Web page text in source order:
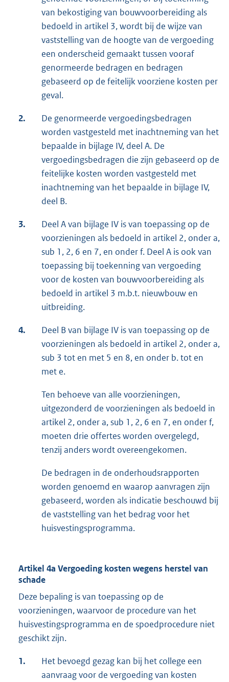
van bekostiging van bouwvoorbereiding als
bedoeld in artikel 3, wordt bij de wijze van
vaststelling van de hoogte van de vergoeding
een onderscheid gemaakt tussen vooraf
genormeerde bedragen en bedragen
gebaseerd op de feitelijk voorziene kosten per
geval.
2.
De genormeerde vergoedingsbedragen
worden vastgesteld met inachtneming van het
bepaalde in bijlage IV, deel A. De
vergoedingsbedragen die zijn gebaseerd op de
feitelijke kosten worden vastgesteld met
inachtneming van het bepaalde in bijlage IV,
deel B.
3.
Deel A van bijlage IV is van toepassing op de
voorzieningen als bedoeld in artikel 2, onder a,
sub 1, 2, 6 en 7, en onder f. Deel A is ook van
toepassing bij toekenning van vergoeding
voor de kosten van bouwvoorbereiding als
bedoeld in artikel 3 m.b.t. nieuwbouw en
uitbreiding.
4.
Deel B van bijlage IV is van toepassing op de
voorzieningen als bedoeld in artikel 2, onder a,
sub 3 tot en met 5 en 8, en onder b. tot en
met e.
Ten behoeve van alle voorzieningen,
uitgezonderd de voorzieningen als bedoeld in
artikel 2, onder a, sub 1, 2, 6 en 7, en onder f,
moeten drie offertes worden overgelegd,
tenzij anders wordt overeengekomen.
De bedragen in de onderhoudsrapporten
worden genoemd en waarop aanvragen zijn
gebaseerd, worden als indicatie beschouwd bij
de vaststelling van het bedrag voor het
huisvestingsprogramma.
Artikel 4a Vergoeding kosten wegens herstel van
schade
Deze bepaling is van toepassing op de
voorzieningen, waarvoor de procedure van het
huisvestingsprogramma en de spoedprocedure niet
geschikt zijn.
1.
Het bevoegd gezag kan bij het college een
aanvraag voor de vergoeding van kosten